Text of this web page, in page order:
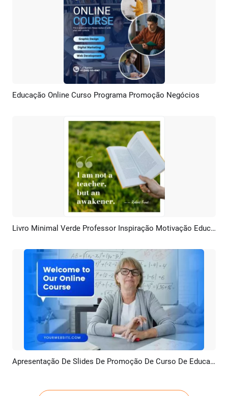
Pré-visualizar Criar IA
Educação Online Curso Programa Promoção Negócios
Pré-visualizar Personalizar Livro Minimal Verde Professor Inspiração Motivação Educação Mensagem Citações
Pré-visualizar Criar IA Apresentação De Slides De Promoção De Curso De Educação On Line Azul Moderno